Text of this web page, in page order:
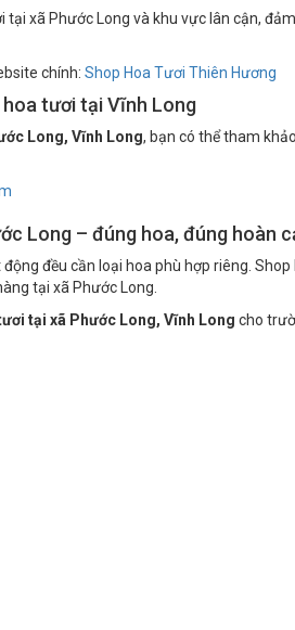
tại xã Phước Long và khu vực lân cận,
chính: Shop Hoa Tươi Thiên Hương
tươi tại Vĩnh Long
Long, Vĩnh Long, bạn có thể tham
Long – đúng hoa, đúng hoàn
đều cần loại hoa phù hợp riêng.
tại xã Phước Long.
tại xã Phước Long, Vĩnh Long cho